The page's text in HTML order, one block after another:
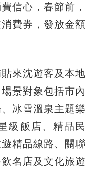
信心，春節前，
費券，發放金額
來沈遊客及本地
景對象包括市內
冰雪溫泉主題樂
級飯店、精品民
精品線路、關聯
名店及文化旅遊